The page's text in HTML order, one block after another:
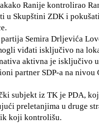
Ranije kontrolirao
u Skupštini ZDK i
partija Semira Drljevića
viđati isključivo na
aktivna je isključivo
partner SDP-a na
subjekt iz TK je PDA,
preletanjima u druge
koji kontrolišu.